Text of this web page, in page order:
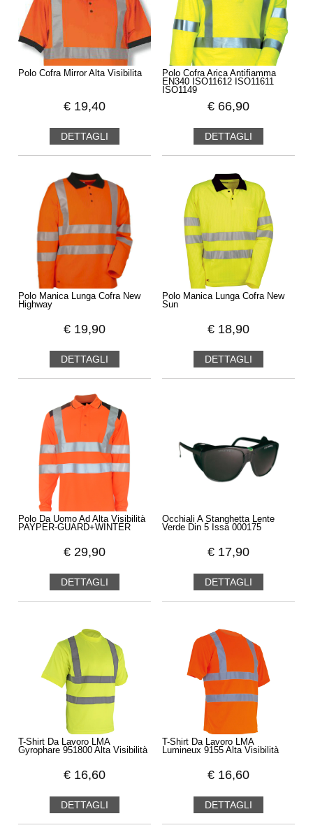
Polo Cofra Mirror Alta Visibilita
€ 19,40
DETTAGLI
Polo Cofra Arica Antifiamma
EN340 ISO11612 ISO11611
ISO1149
€ 66,90
DETTAGLI
Polo Manica Lunga Cofra New
Highway
€ 19,90
DETTAGLI
Polo Manica Lunga Cofra New
Sun
€ 18,90
DETTAGLI
Polo Da Uomo Ad Alta Visibilità
PAYPER-GUARD+WINTER
€ 29,90
DETTAGLI
Occhiali A Stanghetta Lente
Verde Din 5 Issa 000175
€ 17,90
DETTAGLI
T-Shirt Da Lavoro LMA
Gyrophare 951800 Alta Visibilità
€ 16,60
DETTAGLI
T-Shirt Da Lavoro LMA
Lumineux 9155 Alta Visibilità
€ 16,60
DETTAGLI